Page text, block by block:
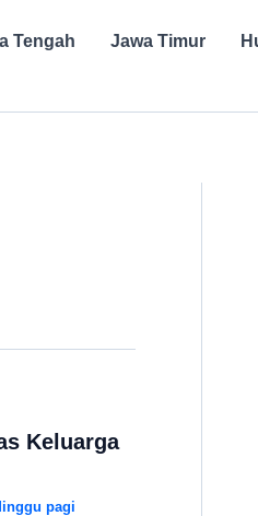
Tengah Jawa Timur
Keluarga
pagi